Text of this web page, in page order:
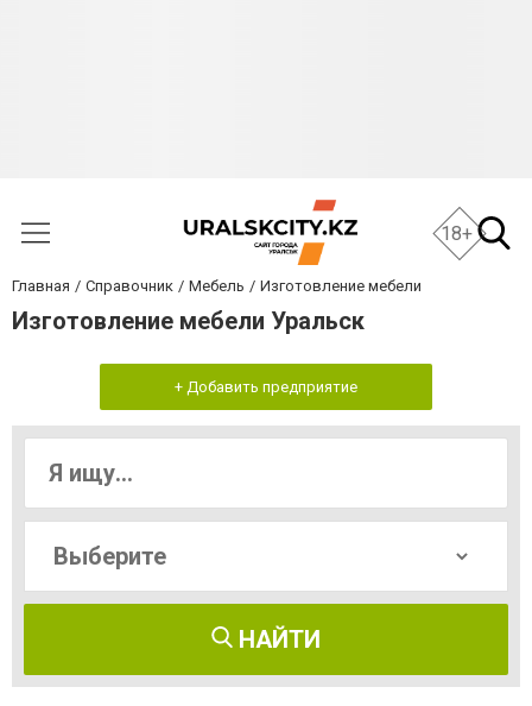
18+
Главная Справочник Мебель Изготовление мебели
Изготовление мебели Уральск
+ Добавить предприятие
НАЙТИ